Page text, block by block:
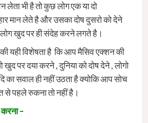
भी है तो कुछ लोग एक या दो
मान लेते है और उसका दोष दुसरो को देने
खुद पर ही संदेह करने लगते है।
यही विशेषता है कि आप मैसिव एक्शन की
पर दया करने , दुनिया को दोष देने , लोगो
का सवाल ही नहीं उठता है क्योकि आप सोच
से पहले रुकना तो नहीं है।
–